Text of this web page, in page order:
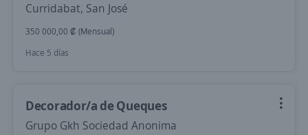
Curridabat, San José
350 000,00 ₡ (Mensual)
Hace 5 días
Decorador/a de Queques
Grupo Gkh Sociedad Anonima